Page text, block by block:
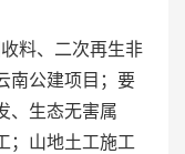
料、二次再生非
南公建项目；要
、生态无害属
；山地土工施工